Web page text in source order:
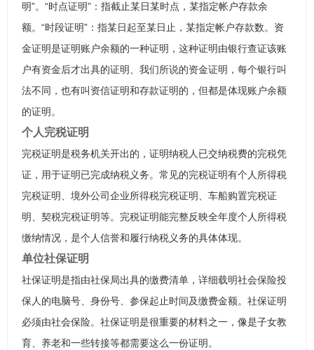
明”。“时点证明”：指截止某日某时点，某指定帐户存款余
额。“时段证明”：指某日起至某日止，某指定帐户存款数。资
金证明是证明账户余额的一种证明，这种证明由银行查证该账
户有资金后才出具的证明、我们所说的资金证明，每个银行叫
法不同，也有叫资信证明和存款证明的，但都是体现账户余额
的证明。
个人完税证明
完税证明是税务机关开出的，证明纳税人已交纳税费的完税凭
证，用于证明已完成纳税义务。常见的完税证明有个人所得税
完税证明、境外公司企业所得税完税证明、车船购置完税证
明、契税完税证明等。完税证明能完整反映全年度个人所得税
缴纳情况，是个人信誉和履行纳税义务的具体体现。
单位社保证明
社保证明是指由社保局出具的缴费清单，详细载明社会保险投
保人的电脑号、身份号、参保起止时间及缴费金额。社保证明
必须由社会保险。社保证明是很重要的材料之一，像是子女教
育、养老和一些转接等都需要这么一份证明。